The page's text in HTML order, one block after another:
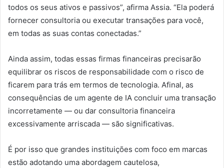
todos os seus ativos e passivos”, afirma Assia. “Ela poderá
fornecer consultoria ou executar transações para você,
em todas as suas contas conectadas.”
Ainda assim, todas essas firmas financeiras precisarão
equilibrar os riscos de responsabilidade com o risco de
ficarem para trás em termos de tecnologia. Afinal, as
consequências de um agente de IA concluir uma transação
incorretamente — ou dar consultoria financeira
excessivamente arriscada — são significativas.
É por isso que grandes instituições com foco em marcas
estão adotando uma abordagem cautelosa,